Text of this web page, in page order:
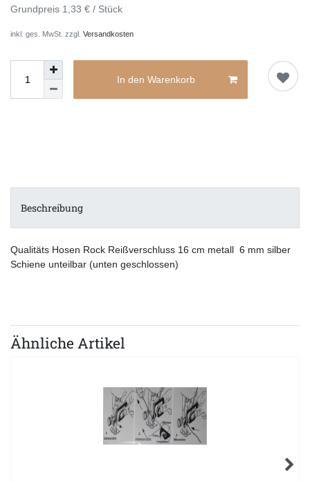
Grundpreis 1,33 € / Stück
inkl. ges. MwSt. zzgl. Versandkosten
In den Warenkorb
Beschreibung
Qualitäts Hosen Rock Reißverschluss 16 cm metall 6 mm silber
Schiene unteilbar (unten geschlossen)
Ähnliche Artikel